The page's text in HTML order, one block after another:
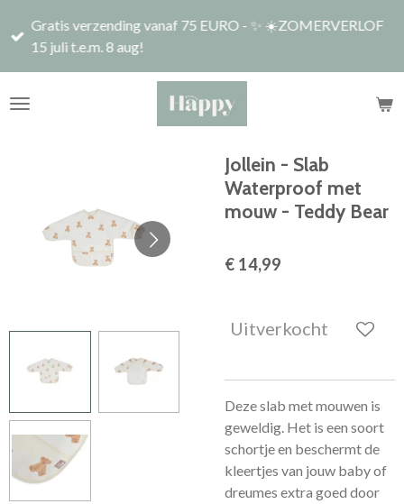
direct
hoofdinhoud
Gratis verzending vanaf 75 EURO - ✨ ☀️ZOMERVERLOF
15 juli t.e.m. 8 aug!
Jollein - Slab
Waterproof met
mouw - Teddy Bear
€ 14,99
Uitverkocht
Deze slab met mouwen is
geweldig. Het is een soort
schortje en beschermt de
kleertjes van jouw baby of
dreumes extra goed door